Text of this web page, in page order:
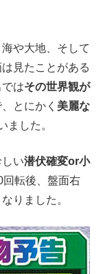
海や大地、そして
見たことがある
はその世界観が
とにかく 美麗な
ました。
い潜伏確変or小
回転後、盤面右
なりました。